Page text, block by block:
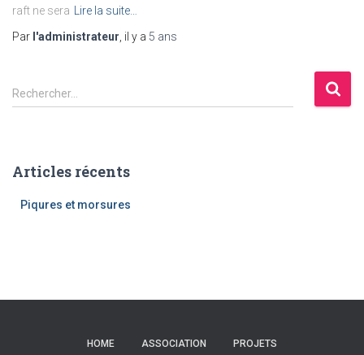
raft ne sera
Lire la suite…
Par l'administrateur , il y a 5 ans
R
e
r
Rechercher…
Articles récents
Piqures et morsures
HOME ASSOCIATION PROJETS